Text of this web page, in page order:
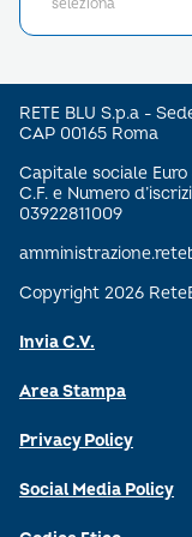
RETE BLU S.p.a -
CAP 00165 Roma
Capitale sociale Euro
C.F. e Numero
03922811009
Copyright 2026
Invia C.V.
Area Stampa
Privacy Policy
Social Media Policy